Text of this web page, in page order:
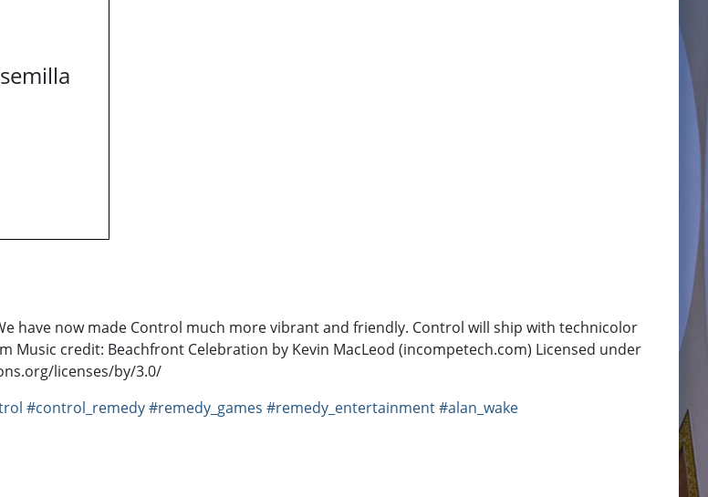
have now made Control much more vibrant and friendly. Control will ship with technicolor
credit: Beachfront Celebration by Kevin MacLeod (incompetech.com) Licensed under
licenses/by/3.0/
#control_remedy#remedy_games #remedy_entertainment#alan_wake